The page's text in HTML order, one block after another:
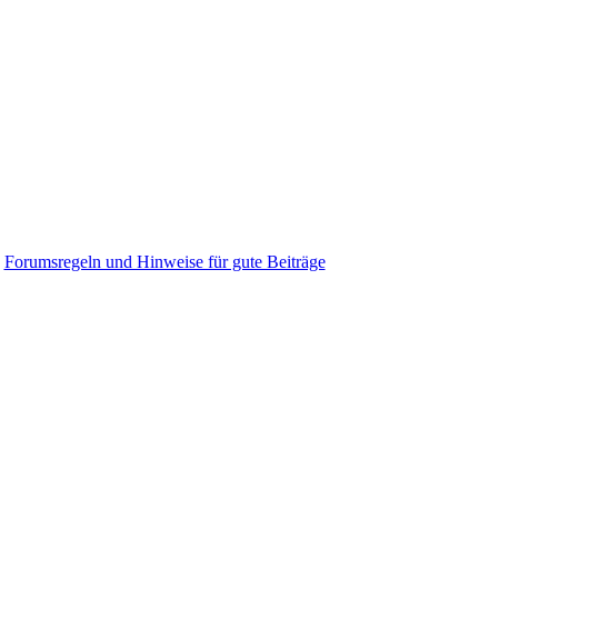
Forumsregeln und Hinweise für gute Beiträge